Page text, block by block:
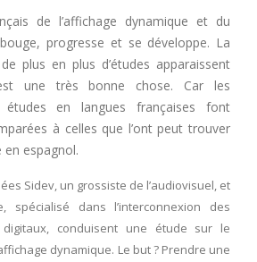
de l’affichage dynamique et du
progresse et se développe. La
plus en plus d’études apparaissent
une très bonne chose. Car les
en langues françaises font
à celles que l’ont peut trouver
espagnol.
Sidev, un grossiste de l’audiovisuel, et
spécialisé dans l’interconnexion des
conduisent une étude sur le
dynamique. Le but ? Prendre une